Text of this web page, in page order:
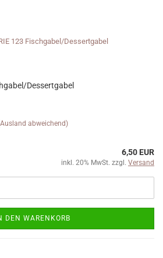
Dessertgabel
abweichend)
6,50 EUR
inkl. 20% MwSt. zzgl. Versand
DEN WARENKORB